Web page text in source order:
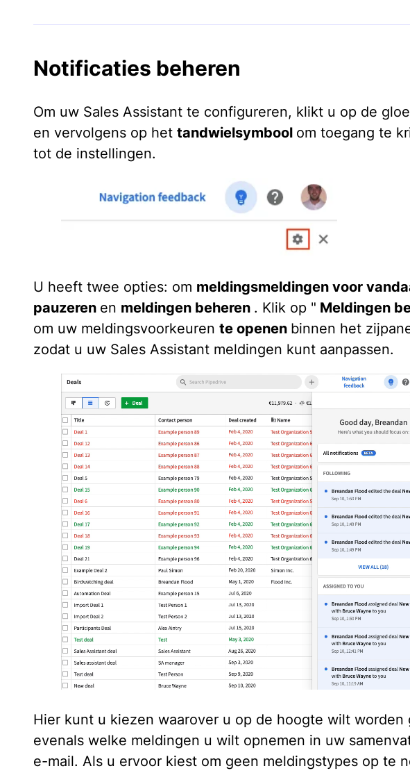
Notificaties beheren
Om uw Sales Assistant te configureren, klikt u op de
en vervolgens op het tandwielsymbool om toegang te
tot de instellingen.
U heeft twee opties: om meldingsmeldingen voor
pauzeren en meldingen beheren . Klik op " Meldingen
om uw meldingsvoorkeuren te openen binnen het
zodat u uw Sales Assistant meldingen kunt aanpassen.
Hier kunt u kiezen waarover u op de hoogte wilt worden
evenals welke meldingen u wilt opnemen in uw
e-mail. Als u ervoor kiest om geen meldingstypes op te